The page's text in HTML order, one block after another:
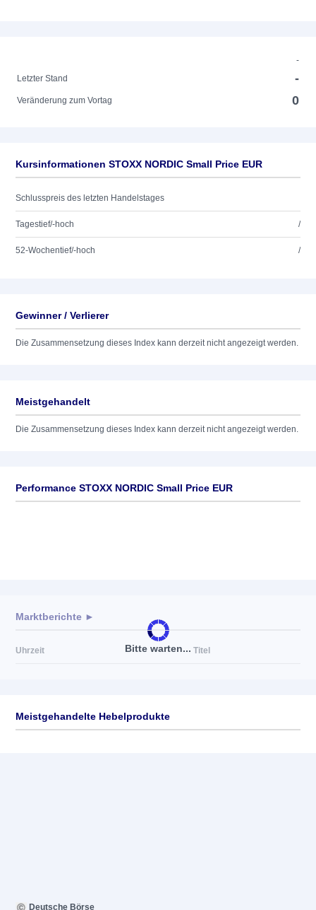
-
Letzter Stand
-
Veränderung zum Vortag 0
Kursinformationen STOXX NORDIC Small Price EUR
Schlusspreis des letzten Handelstages
Tagestief/-hoch /
52-Wochentief/-hoch /
Gewinner / Verlierer
Die Zusammensetzung dieses Index kann derzeit nicht angezeigt werden.
Meistgehandelt
Die Zusammensetzung dieses Index kann derzeit nicht angezeigt werden.
Performance STOXX NORDIC Small Price EUR
Bitte warten...
Marktberichte ►
Uhrzeit Titel
Meistgehandelte Hebelprodukte
Deutsche Börse